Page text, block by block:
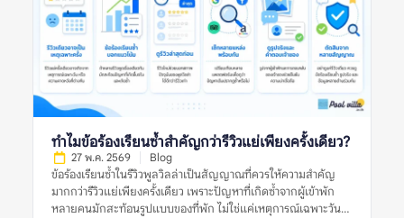
ถ่ายและแนบไว้ในรีวิว รูปทางการมักถ่ายด้วยแสงดี มุมดี และจัด
พื้นที่ให้ดูพร้อมที่สุด จึงช่วยให้เห็นภาพรวมของที่พักได้ชัด เช่น
โครงสร้างบ้าน สไตล์การตกแต่ง มุมสระ พื้นที่นั่งเล่น และห้องนอน
หลัก แต่ข้อจำกัดคืออาจไม่สะท้อนสภาพปัจจุบัน หากรูปถ่ายไว้นาน
หรือถ่ายเฉพาะมุมที่ดีที่สุด ส่วนรูปจากผู้เข้าพักมักมีความเป็น
ธรรมชาติมากกว่า เห็นสภาพบ้านตอนใช้งานจริง เช่น สระหลังมีคน
เล่น ห้องน้ำที่ใช้งานจริง พื้นที่ครัว ที่จอดรถ หรือมุมที่รูปทางการไม่
ได้แสดง อย่างไรก็ตาม รูปจากผู้เข้าพักก็มีข้อจำกัดเช่นกัน เพราะ
อาจถ่ายในวันที่แสงไม่ดี มุมไม่สวย หรือสะท้อนเหตุการณ์เฉพาะวัน
ดังนั้น การเปรียบเทียบรูปทั้งสองประเภทจึงสำคัญกว่าการเลือกเชื่อ
ฝ่ายใดฝ่ายหนึ่งทั้งหมด […]
ทำไมข้อร้องเรียนซ้ำสำคัญกว่ารีวิวแย่เพียงครั้งเดียว?
27 พ.ค. 2569 Blog
ข้อร้องเรียนซ้ำในรีวิวพูลวิลล่าเป็นสัญญาณที่ควรให้ความสำคัญ
มากกว่ารีวิวแย่เพียงครั้งเดียว เพราะปัญหาที่เกิดซ้ำจากผู้เข้าพัก
หลายคนมักสะท้อนรูปแบบของที่พัก ไม่ใช่แค่เหตุการณ์เฉพาะวัน